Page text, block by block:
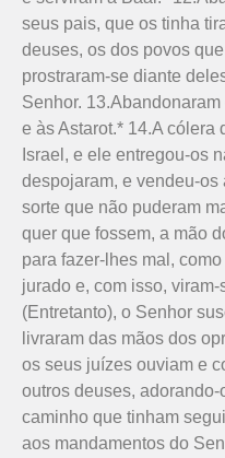
seus pais, que os tinha
deuses, os dos povos
prostraram-se diante
Senhor.
e às Astarot.* 14.A cólera
Israel, e ele entregou-os
despojaram, e vendeu-
sorte que não puderam
quer que fossem, a mão
para fazer-lhes mal,
jurado e, com isso,
(Entretanto), o Senhor
livraram das mãos dos
os seus juízes ouviam e
outros deuses,
caminho que tinham
aos mandamentos do